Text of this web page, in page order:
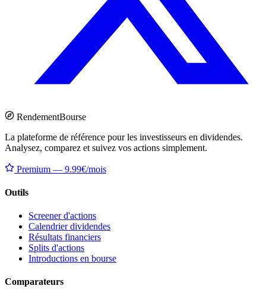
RendementBourse
La plateforme de référence pour les investisseurs en dividendes.
Analysez, comparez et suivez vos actions simplement.
Premium — 9.99€/mois
Outils
Screener d'actions
Calendrier dividendes
Résultats financiers
Splits d'actions
Introductions en bourse
Comparateurs